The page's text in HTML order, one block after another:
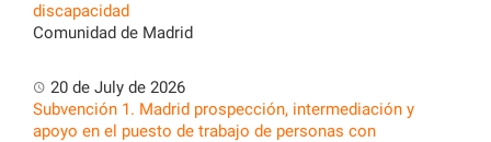
discapacidad
Comunidad de Madrid
20 de July de 2026
Subvención 1. Madrid prospección, intermediación y
apoyo en el puesto de trabajo de personas con